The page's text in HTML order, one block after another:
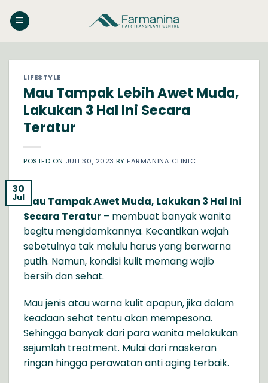
LIFESTYLE
Mau Tampak Lebih Awet Muda,
Lakukan 3 Hal Ini Secara
Teratur
POSTED ON JULI 30, 2023 BY FARMANINA CLINIC
30
JulMau Tampak Awet Muda, Lakukan 3 Hal Ini
Secara Teratur – membuat banyak wanita
begitu mengidamkannya. Kecantikan wajah
sebetulnya tak melulu harus yang berwarna
putih. Namun, kondisi kulit memang wajib
bersih dan sehat.
Mau jenis atau warna kulit apapun, jika dalam
keadaan sehat tentu akan mempesona.
Sehingga banyak dari para wanita melakukan
sejumlah treatment. Mulai dari maskeran
ringan hingga perawatan anti aging terbaik.